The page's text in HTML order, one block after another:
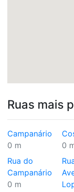
Ruas mais
Campanário
0 m
0
Rua do
Campanário
0 m